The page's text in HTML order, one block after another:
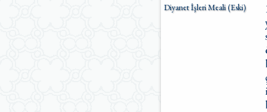
Diyanet İşleri Meali (Eski)